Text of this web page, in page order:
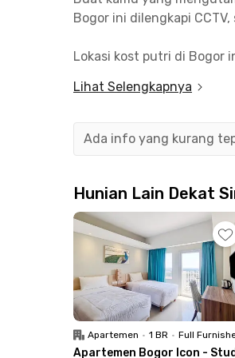
Bogor ini dilengkapi
Lokasi kost putri di Bogor
menit berkendara.
Kost putri Bogor ini
dicapai maksimal 30
Green Harris View 2
serta kulkas, hingga area
kamar di kost putri dekat
Lihat Selengkapnya
Ada info yang kurang
Hunian Lain Dekat
Apartemen • 1 BR • Full
Apartemen Bogor Icon -